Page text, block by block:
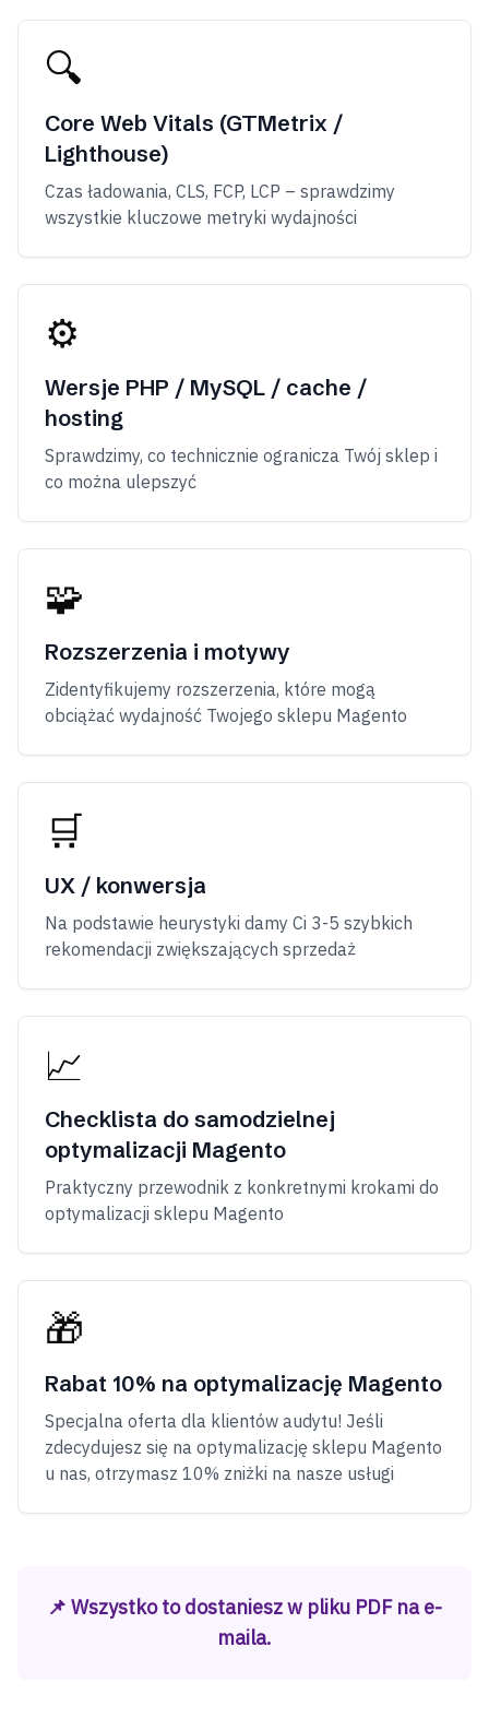
🔍
Core Web Vitals (GTMetrix /
Lighthouse)
Czas ładowania, CLS, FCP, LCP – sprawdzimy
wszystkie kluczowe metryki wydajności
⚙️
Wersje PHP / MySQL / cache /
hosting
Sprawdzimy, co technicznie ogranicza Twój sklep i
co można ulepszyć
🧩
Rozszerzenia i motywy
Zidentyfikujemy rozszerzenia, które mogą
obciążać wydajność Twojego sklepu Magento
🛒
UX / konwersja
Na podstawie heurystyki damy Ci 3-5 szybkich
rekomendacji zwiększających sprzedaż
📈
Checklista do samodzielnej
optymalizacji Magento
Praktyczny przewodnik z konkretnymi krokami do
optymalizacji sklepu Magento
🎁
Rabat 10% na optymalizację Magento
Specjalna oferta dla klientów audytu! Jeśli
zdecydujesz się na optymalizację sklepu Magento
u nas, otrzymasz 10% zniżki na nasze usługi
📌 Wszystko to dostaniesz w pliku PDF na e-
maila.